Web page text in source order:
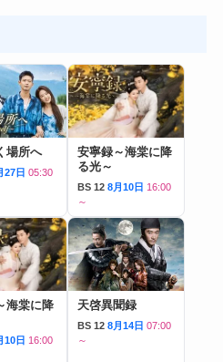
場所へ
27日 05:30
安寧録～海棠に降
る光～
BS 12 8月10日 16:00
～
海棠に降
10日 16:00
天啓異聞録
BS 12 8月14日 07:00
～